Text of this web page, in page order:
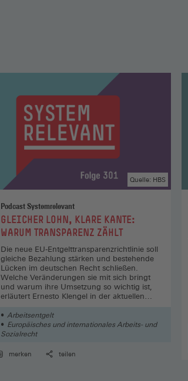
Podcast Systemrelevant
:GLEICHER LOHN, KLARE KANTE:
WARUM TRANSPARENZ ZÄHLT
Die neue EU-Entgelttransparenzrichtlinie soll
gleiche Bezahlung stärken und bestehende
Lücken im deutschen Recht schließen.
Welche Veränderungen sie mit sich bringt
und warum ihre Umsetzung so wichtig ist,
erläutert Ernesto Klengel in der aktuellen
Quelle: HBS
Arbeitsentgelt
Europäisches und internationales Arbeits- und
Sozialrecht
merken
teilen